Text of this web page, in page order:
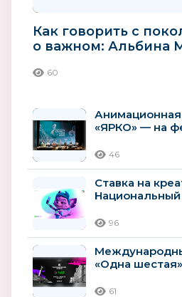
Как говорить с
о важном: Альбина
60
«ЯРКО» — на
46
Ставка на
компетенций...
96
«Одна
актерскую...
61